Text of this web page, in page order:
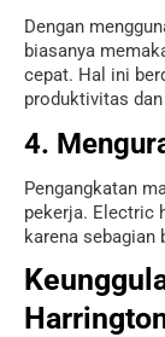
Dengan
biasanya
cepat. Hal ini
produktivitas
4.
Pengangkatan
pekerja. Electric
karena sebagian